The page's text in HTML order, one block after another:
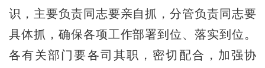
识，主要负责同志要亲自抓，分管负责同志要
具体抓，确保各项工作部署到位、落实到位。
各有关部门要各司其职，密切配合，加强协